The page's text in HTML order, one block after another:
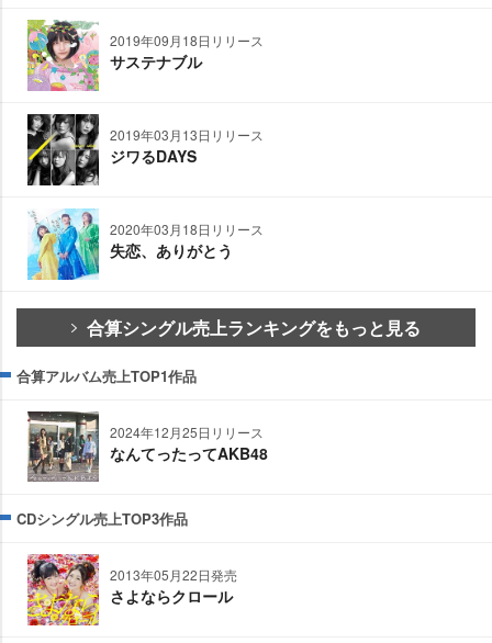
2019年09月18日リリース
サステナブル
2019年03月13日リリース
ジワるDAYS
2020年03月18日リリース
失恋、ありがとう
合算シングル売上ランキングをもっと見る
合算アルバム売上TOP1作品
2024年12月25日リリース
なんてったってAKB48
CDシングル売上TOP3作品
2013年05月22日発売
さよならクロール